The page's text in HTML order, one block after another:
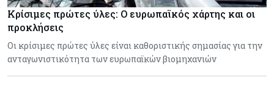
Κρίσιμες πρώτες ύλες: Ο ευρωπαϊκός χάρτης και οι
προκλήσεις
Οι κρίσιμες πρώτες ύλες είναι καθοριστικής σημασίας για την
ανταγωνιστικότητα των ευρωπαϊκών βιομηχανιών